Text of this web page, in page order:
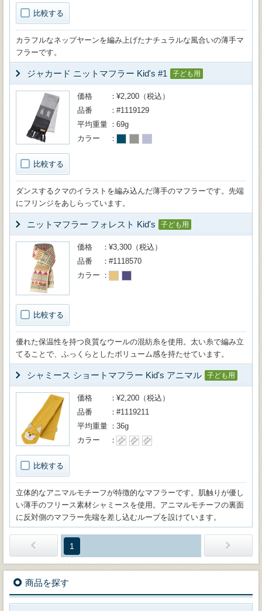
比較する
カラフルなネップヤーンを編み上げたナチュラルな風合いの薄手マ
フラーです。
ジャカード ニットマフラー Kid's #1 子ども用
比較する
価格
¥2,200（税込）
品番
#1119129
平均重量
69g
カラー
ダンスするクマのイラストを編み込んだ薄手のマフラーです。先端
にフリンジをあしらっています。
ニットマフラー フォレスト Kid's 子ども用
比較する
価格
¥3,300（税込）
品番
#1118570
カラー
優れた保温性を持つ良質なウールの混紡糸を使用。太い糸で編み立
てることで、ふっくらとしたボリューム感を持たせています。
シャミース ショートマフラー Kid's アニマル 子ども用
比較する
価格
¥2,200（税込）
品番
#1119211
平均重量
36g
カラー
立体的なアニマルモチーフが特徴的なマフラーです。肌触りが優し
い薄手のフリース素材シャミースを使用。アニマルモチーフの裏面
に反対側のマフラー先端を差し込むループを設けています。
1
商品を探す